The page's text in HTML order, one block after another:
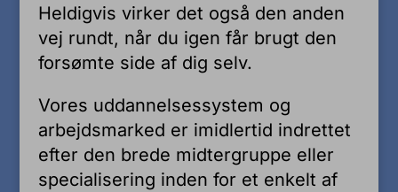
Heldigvis virker det også den anden
vej rundt, når du igen får brugt den
forsømte side af dig selv.
Vores uddannelsessystem og
arbejdsmarked er imidlertid indrettet
efter den brede midtergruppe eller
specialisering inden for et enkelt af